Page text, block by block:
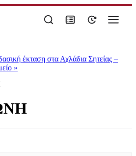
έκταση στα Αχλάδια Σητείας –
»